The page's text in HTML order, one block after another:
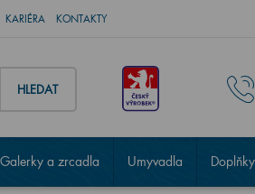
KARIÉRA KONTAKTY
HLEDAT
Galerky a zrcadla Umyvadla Doplňky